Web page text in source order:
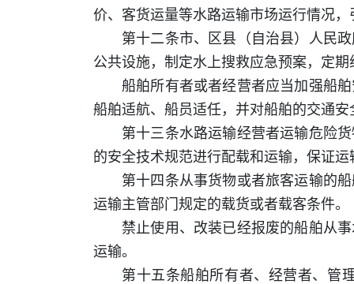
价、客货运量等水路运输市场运行情况
第十二条市、区县（自治县）人民
公共设施，制定水上搜救应急预案，定
船舶所有者或者经营者应当加强船
船舶适航、船员适任，并对船舶的交通安
第十三条水路运输经营者运输危险
的安全技术规范进行配载和运输，保证运
第十四条从事货物或者旅客运输的
运输主管部门规定的载货或者载客条件。
禁止使用、改装已经报废的船舶从
运输。
第十五条船舶所有者、经营者、管